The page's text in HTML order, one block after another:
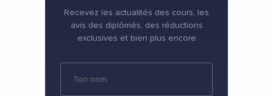
Recevez les actualités des cours, les
avis des diplômés, des réductions
exclusives et bien plus encore